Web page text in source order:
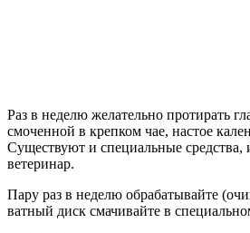
Раз в неделю желательно протирать
смоченной в крепком чае, настое
Существуют и специальные средства,
ветеринар.
Пару раз в неделю обрабатывайте
ватный диск смачивайте в